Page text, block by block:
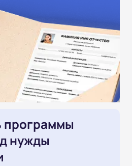
программы
нужды